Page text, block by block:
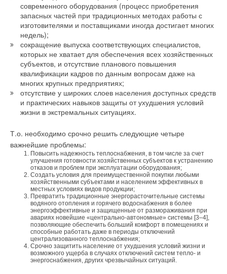
современного оборудования (процесс приобретения
запасных частей при традиционных методах работы с
изготовителями и поставщиками иногда достигает многих
недель);
сокращение выпуска соответствующих специалистов,
которых не хватает для обеспечения всех хозяйственных
субъектов, и отсутствие планового повышения
квалификации кадров по данным вопросам даже на
многих крупных предприятиях;
отсутствие у широких слоев населения доступных средств
и практических навыков защиты от ухудшения условий
жизни в экстремальных ситуациях.
Т.о. необходимо срочно решить следующие четыре
важнейшие проблемы:
Повысить надежность теплоснабжения, в том числе за счет
улучшения готовности хозяйственных субъектов к устранению
отказов и проблем при эксплуатации оборудования;
Создать условия для преимущественной покупки любыми
хозяйственными субъектами и населением эффективных в
местных условиях видов продукции;
Превратить традиционные энергорасточительные системы
водяного отопления и горячего водоснабжения в более
энергоэффективные и защищенные от размораживания при
авариях новейшие «центрально-автономные» системы [3–4],
позволяющие обеспечить больший комфорт в помещениях и
способные работать даже в периоды отключений
централизованного теплоснабжения;
Срочно защитить население от ухудшения условий жизни и
возможного ущерба в случаях отключений систем тепло- и
энергоснабжения, других чрезвычайных ситуаций.